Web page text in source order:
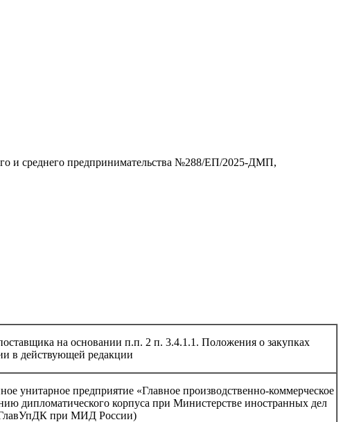
и среднего предпринимательства №288/ЕП/2025-ДМП,
на основании п.п. 2 п. 3.4.1.1. Положения о закупках
в действующей редакции
унитарное предприятие «Главное производственно-коммерческое
дипломатического корпуса при Министерстве иностранных дел
при МИД России)